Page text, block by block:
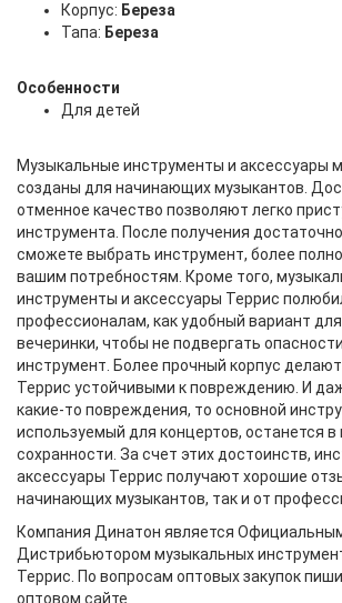
Корпус: Береза
Тапа: Береза
Особенности
Для детей
Музыкальные инструменты и аксессуары
созданы для начинающих музыкантов.
отменное качество позволяют легко
инструмента. После получения
сможете выбрать инструмент, более
вашим потребностям. Кроме того,
инструменты и аксессуары Террис
профессионалам, как удобный вариант
вечеринки, чтобы не подвергать
инструмент. Более прочный корпус
Террис устойчивыми к повреждению. И
какие-то повреждения, то основной
используемый для концертов, останется в
сохранности. За счет этих достоинств,
аксессуары Террис получают хорошие
начинающих музыкантов, так и от
Компания Динатон является
Дистрибьютором музыкальных
Террис. По вопросам оптовых закупок
оптовом сайте